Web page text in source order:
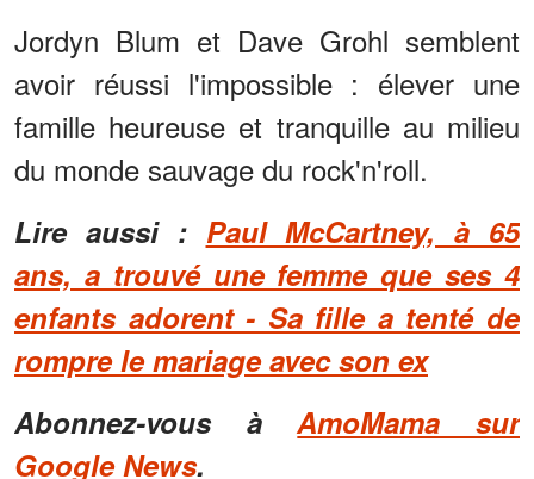
Jordyn Blum et Dave Grohl semblent
avoir réussi l'impossible : élever une
famille heureuse et tranquille au milieu
du monde sauvage du rock'n'roll.
Lire aussi : Paul McCartney, à 65
ans, a trouvé une femme que ses 4
enfants adorent - Sa fille a tenté de
rompre le mariage avec son ex
Abonnez-vous àAmoMama sur
Google News.